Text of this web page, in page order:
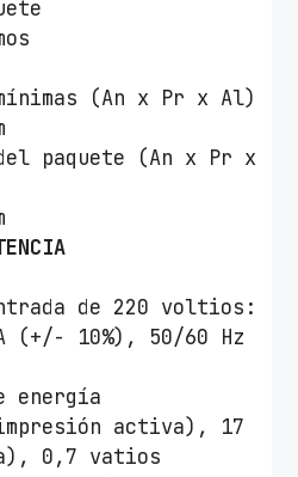
(An x Pr x Al)
paquete (An x Pr x
de 220 voltios:
(+/- 10%), 50/60 Hz
energía
activa), 17
0,7 vatios